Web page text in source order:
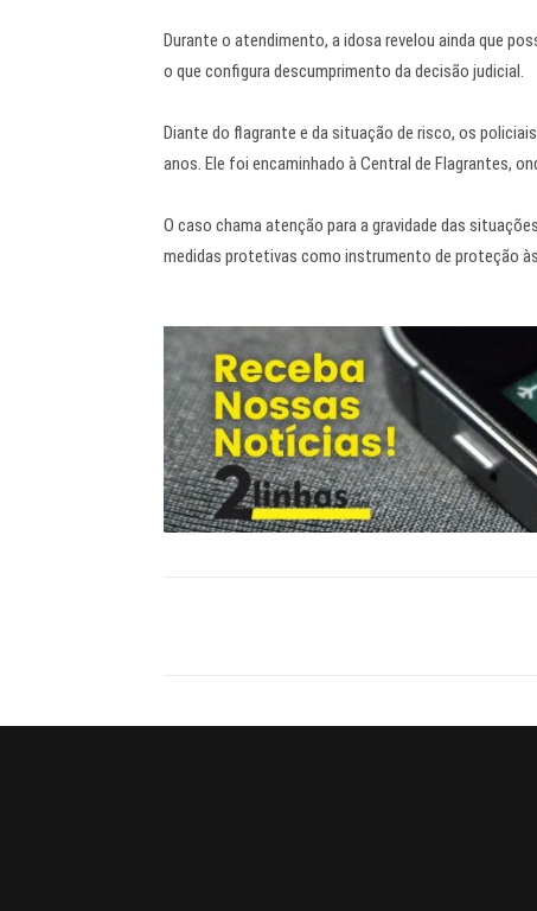
Durante o atendimento, a idosa revelou ainda que
o que configura descumprimento da decisão judicial.
Diante do flagrante e da situação de risco, os
anos. Ele foi encaminhado à Central de Flagrantes,
O caso chama atenção para a gravidade das
medidas protetivas como instrumento de proteção